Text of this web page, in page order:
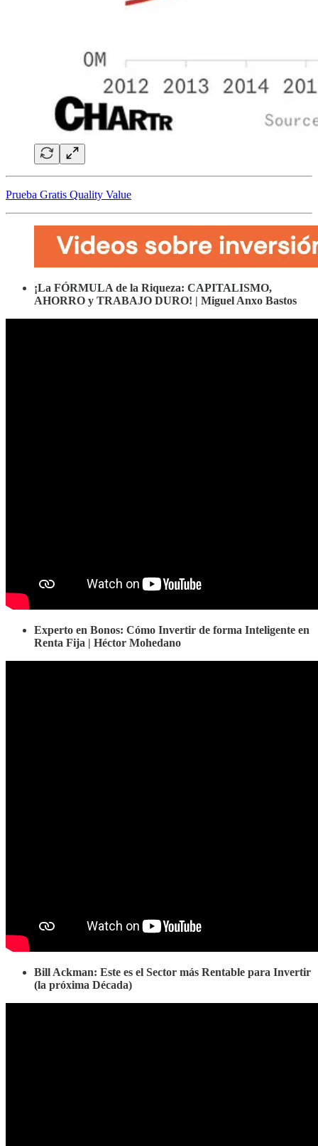
Prueba Gratis Quality Value
¡La FÓRMULA de la Riqueza: CAPITALISMO,
AHORRO y TRABAJO DURO! | Miguel Anxo Bastos
Experto en Bonos: Cómo Invertir de forma Inteligente en
Renta Fija | Héctor Mohedano
Bill Ackman: Este es el Sector más Rentable para Invertir
(la próxima Década)